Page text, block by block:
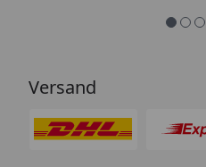
Versand